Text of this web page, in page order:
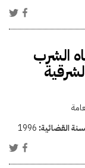
الشرب
القضائية: 1996